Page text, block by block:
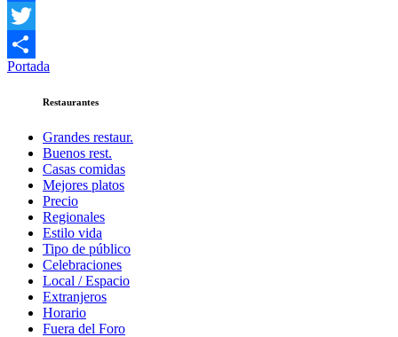
Facebook
Twitter
Compartir
Portada
Restaurantes
Grandes restaur.
Buenos rest.
Casas comidas
Mejores platos
Precio
Regionales
Estilo vida
Tipo de público
Celebraciones
Local / Espacio
Extranjeros
Horario
Fuera del Foro